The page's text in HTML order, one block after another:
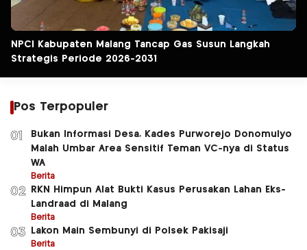
NPCI Kabupaten Malang Tancap Gas Susun Langkah
Strategis Periode 2026-2031
Pos Terpopuler
01
Bukan Informasi Desa, Kades Purworejo Donomulyo
Malah Umbar Area Sensitif Teman VC-nya di Status
WA
Berita
02
RKN Himpun Alat Bukti Kasus Perusakan Lahan Eks-
Landraad di Malang
Berita
03 Lakon Main Sembunyi di Polsek Pakisaji
Berita